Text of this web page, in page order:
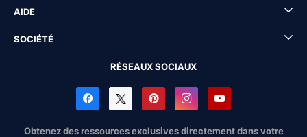
AIDE
SOCIÉTÉ
RÉSEAUX SOCIAUX
Obtenez des ressources exclusives directement dans votre